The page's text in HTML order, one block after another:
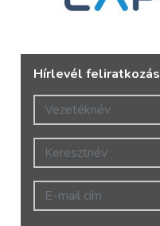
Hírlevél feliratkozás
Vezetéknév
Keresztnév
E-mail cím